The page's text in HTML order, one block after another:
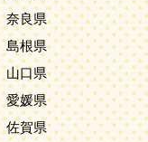
奈良県
島根県
山口県
愛媛県
佐賀県